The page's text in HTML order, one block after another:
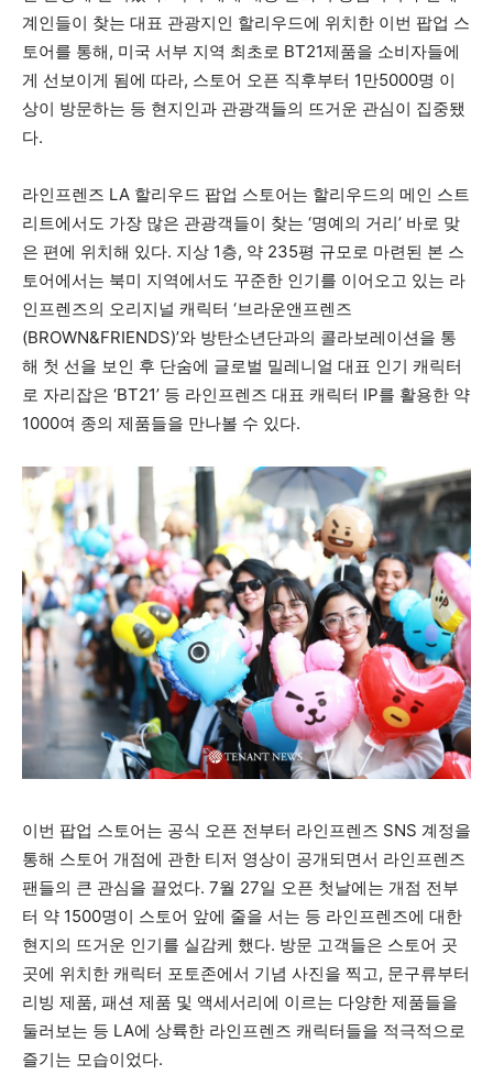
계인들이 찾는 대표 관광지인 할리우드에 위치한 이번 팝업 스
토어를 통해, 미국 서부 지역 최초로 BT21제품을 소비자들에
게 선보이게 됨에 따라, 스토어 오픈 직후부터 1만5000명 이
상이 방문하는 등 현지인과 관광객들의 뜨거운 관심이 집중됐
다.
라인프렌즈 LA 할리우드 팝업 스토어는 할리우드의 메인 스트
리트에서도 가장 많은 관광객들이 찾는 ‘명예의 거리’ 바로 맞
은 편에 위치해 있다. 지상 1층, 약 235평 규모로 마련된 본 스
토어에서는 북미 지역에서도 꾸준한 인기를 이어오고 있는 라
인프렌즈의 오리지널 캐릭터 ‘브라운앤프렌즈
(BROWN&FRIENDS)’와 방탄소년단과의 콜라보레이션을 통
해 첫 선을 보인 후 단숨에 글로벌 밀레니얼 대표 인기 캐릭터
로 자리잡은 ‘BT21’ 등 라인프렌즈 대표 캐릭터 IP를 활용한 약
1000여 종의 제품들을 만나볼 수 있다.
이번 팝업 스토어는 공식 오픈 전부터 라인프렌즈 SNS 계정을
통해 스토어 개점에 관한 티저 영상이 공개되면서 라인프렌즈
팬들의 큰 관심을 끌었다. 7월 27일 오픈 첫날에는 개점 전부
터 약 1500명이 스토어 앞에 줄을 서는 등 라인프렌즈에 대한
현지의 뜨거운 인기를 실감케 했다. 방문 고객들은 스토어 곳
곳에 위치한 캐릭터 포토존에서 기념 사진을 찍고, 문구류부터
리빙 제품, 패션 제품 및 액세서리에 이르는 다양한 제품들을
둘러보는 등 LA에 상륙한 라인프렌즈 캐릭터들을 적극적으로
즐기는 모습이었다.